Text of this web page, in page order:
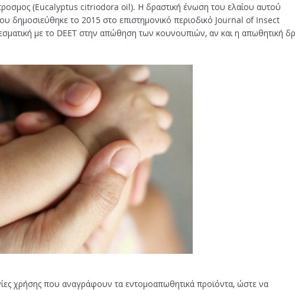
(Eucalyptus citriodora oil). Η δραστική ένωση του ελαίου αυτού
δημοσιεύθηκε το 2015 στο επιστημονικό περιοδικό Journal of Insect
με το DEET στην απώθηση των κουνουπιών, αν και η απωθητική
χρήσης που αναγράφουν τα εντομοαπωθητικά προϊόντα, ώστε να